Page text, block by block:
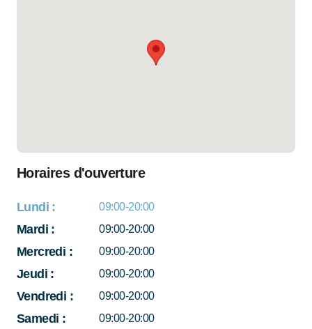
Horaires d'ouverture
Lundi : 09:00-20:00
Mardi : 09:00-20:00
Mercredi : 09:00-20:00
Jeudi : 09:00-20:00
Vendredi : 09:00-20:00
Samedi : 09:00-20:00